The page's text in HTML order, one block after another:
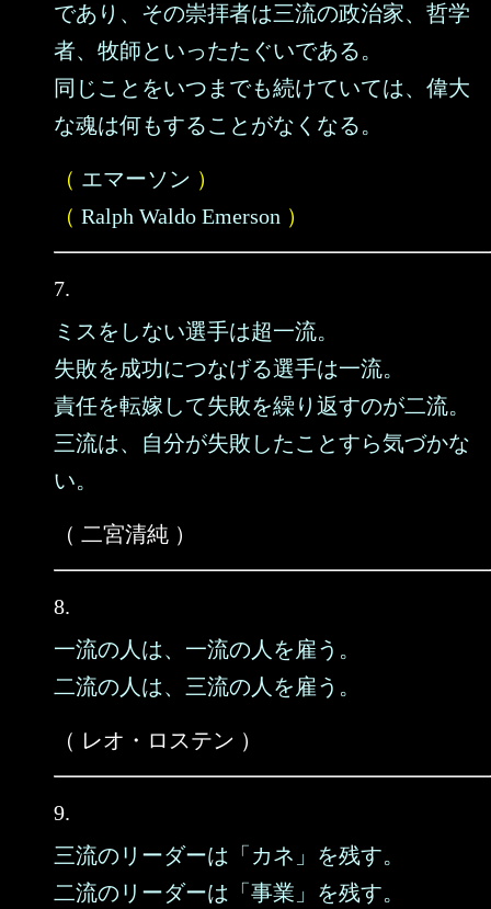
であり、その崇拝者は三流の政治家、哲学
者、牧師といったたぐいである。
同じことをいつまでも続けていては、偉大
な魂は何もすることがなくなる。
（ エマーソン ）
（ Ralph Waldo Emerson ）
7.
ミスをしない選手は超一流。
失敗を成功につなげる選手は一流。
責任を転嫁して失敗を繰り返すのが二流。
三流は、自分が失敗したことすら気づかな
い。
（ 二宮清純 ）
8.
一流の人は、一流の人を雇う。
二流の人は、三流の人を雇う。
（ レオ・ロステン ）
9.
三流のリーダーは「カネ」を残す。
二流のリーダーは「事業」を残す。